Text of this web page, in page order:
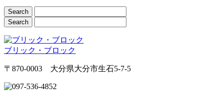
ブリック・ブロック
〒870-0003 大分県大分市生石5-7-5